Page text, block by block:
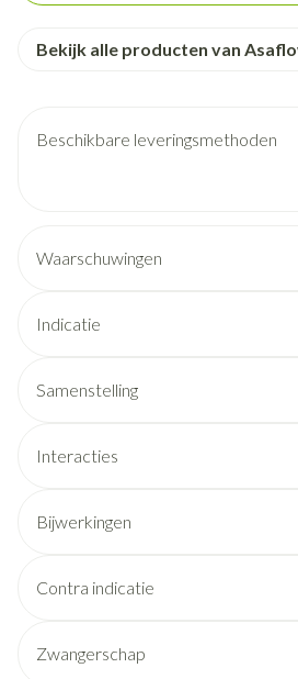
Bekijk alle producten van
Beschikbare leveringsmethoden
Waarschuwingen
Indicatie
Samenstelling
Interacties
Bijwerkingen
Contra indicatie
Zwangerschap